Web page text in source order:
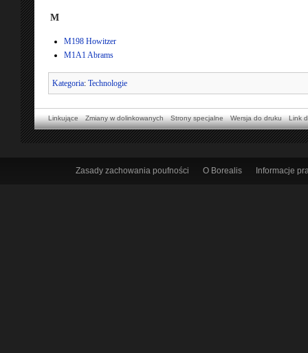
M
M198 Howitzer
M1A1 Abrams
Kategoria: Technologie
Linkujące Zmiany w dolinkowanych Strony specjalne Wersja do druku Link
Zasady zachowania poufności O Borealis Informacje